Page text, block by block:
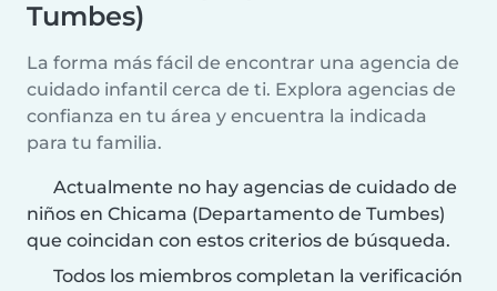
Tumbes)
La forma más fácil de encontrar una agencia de
cuidado infantil cerca de ti. Explora agencias de
confianza en tu área y encuentra la indicada
para tu familia.
Actualmente no hay agencias de cuidado de
niños en Chicama (Departamento de Tumbes)
que coincidan con estos criterios de búsqueda.
Todos los miembros completan la verificación